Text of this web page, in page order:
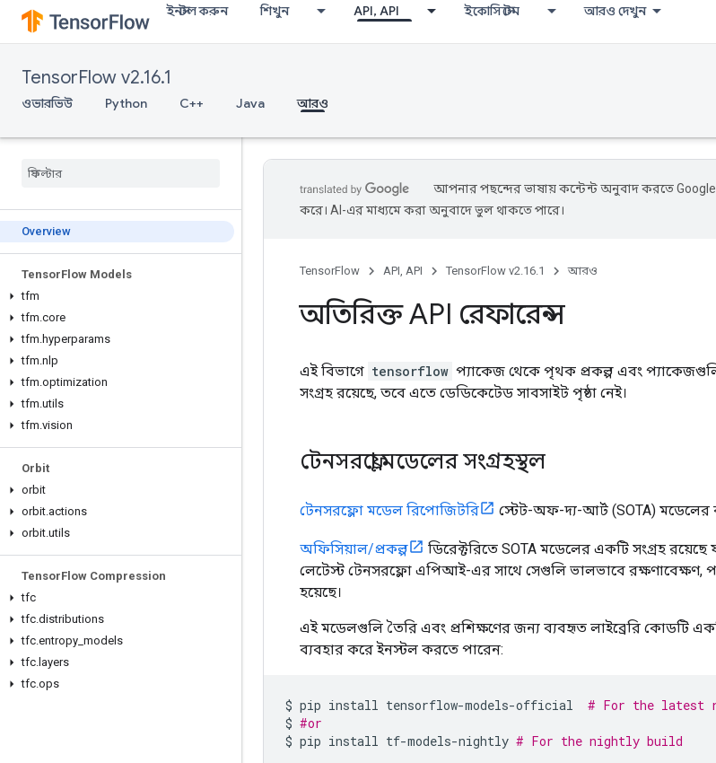
ইনস্টল করুন শিখুন API, API ইকোসিস্টেম আরও দেখুন
TensorFlow v2.16.1
ওভারভিউ Python C++ Java আরও
Overview
TensorFlow Models
tfm
tfm.core
tfm.hyperparams
tfm.nlp
tfm.optimization
tfm.utils
tfm.vision
Orbit
orbit
orbit.actions
orbit.utils
TensorFlow Compression
tfc
tfc.distributions
tfc.entropy models
tfc. layers
tfc.ops
আপনার পছন্দের ভাষায় কন্টেন্ট অনুবাদ করতে Google
করে। AI-এর মাধ্যমে করা অনুবাদে ভুল থাকতে পারে।
TensorFlow API, API TensorFlow v2.16.1 আরও
অতিরিক্ত API রেফারেন্স
এই বিভাগে tensorflow প্যাকেজ থেকে পৃথক প্রকল্প এবং
সংগ্রহ রয়েছে, তবে এতে ডেডিকেটেড সাবসাইট পৃষ্ঠা নেই।
টেনসরফ্লো মডেলের সংগ্রহস্থল
টেনসরফ্লো মডেল রিপোজিটরি স্টেট-অফ-দ্য-আর্ট (SOTA) মডেলের
অফিসিয়াল/প্রকল্প
ডিরেক্টরিতে SOTA মডেলের একটি সংগ্রহ
লেটেস্ট টেনসরফ্লো এপিআই-এর সাথে সেগুলি ভালভাবে রক্ষণাবেক্ষণ,
হয়েছে।
এই মডেলগুলি তৈরি এবং প্রশিক্ষণের জন্য ব্যবহৃত লাইব্রেরি কোডটি
ব্যবহার করে ইনস্টল করতে পারেন:
$ pip install tensorflow-models-official # For the latest
$ #or
$ pip install tf-models-nightly # For the nightly build